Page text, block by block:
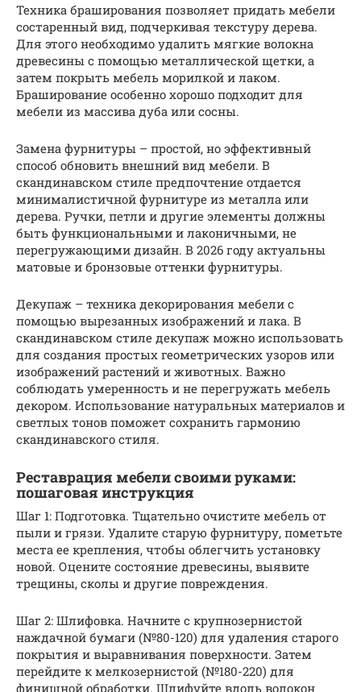
Техника браширования позволяет придать мебели
состаренный вид, подчеркивая текстуру дерева.
Для этого необходимо удалить мягкие волокна
древесины с помощью металлической щетки, а
затем покрыть мебель морилкой и лаком.
Браширование особенно хорошо подходит для
мебели из массива дуба или сосны.
Замена фурнитуры – простой, но эффективный
способ обновить внешний вид мебели. В
скандинавском стиле предпочтение отдается
минималистичной фурнитуре из металла или
дерева. Ручки, петли и другие элементы должны
быть функциональными и лаконичными, не
перегружающими дизайн. В 2026 году актуальны
матовые и бронзовые оттенки фурнитуры.
Декупаж – техника декорирования мебели с
помощью вырезанных изображений и лака. В
скандинавском стиле декупаж можно использовать
для создания простых геометрических узоров или
изображений растений и животных. Важно
соблюдать умеренность и не перегружать мебель
декором. Использование натуральных материалов и
светлых тонов поможет сохранить гармонию
скандинавского стиля.
Реставрация мебели своими руками:
пошаговая инструкция
Шаг 1: Подготовка. Тщательно очистите мебель от
пыли и грязи. Удалите старую фурнитуру, пометьте
места ее крепления, чтобы облегчить установку
новой. Оцените состояние древесины, выявите
трещины, сколы и другие повреждения.
Шаг 2: Шлифовка. Начните с крупнозернистой
наждачной бумаги (№80-120) для удаления старого
покрытия и выравнивания поверхности. Затем
перейдите к мелкозернистой (№180-220) для
финишной обработки. Шлифуйте вдоль волокон